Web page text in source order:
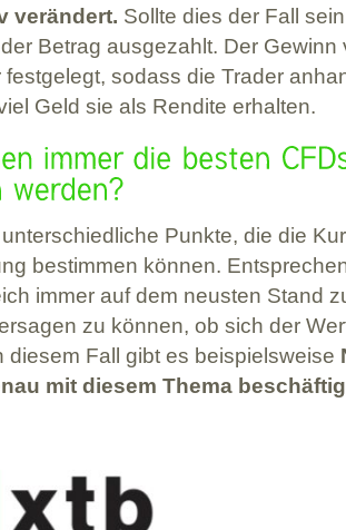
verändert. Sollte dies der Fall
Betrag ausgezahlt. Der Gewinn
festgelegt, sodass die Trader
Geld sie als Rendite erhalten.
Punkte, die die
bestimmen können.
immer auf dem neusten Stand
zu können, ob sich der
diesem Fall gibt es beispielsweise
mit diesem Thema